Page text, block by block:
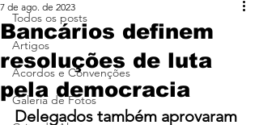
Todos os posts
Artigos
Acordos e Convenções
Galeria de Fotos
Bancários definem
resoluções de luta
pela democracia
7 de ago. de 2023
Delegados também aprovaram